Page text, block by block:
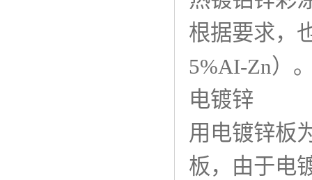
根据要求，
5%AI-Zn）
电镀锌
用电镀锌板
板，由于电